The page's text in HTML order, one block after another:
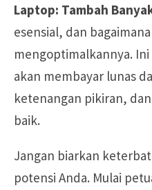
Laptop: Tambah
esensial, dan
mengoptimalkannya.
akan membayar lunas
ketenangan pikiran,
baik.
Jangan biarkan
potensi Anda. Mulai